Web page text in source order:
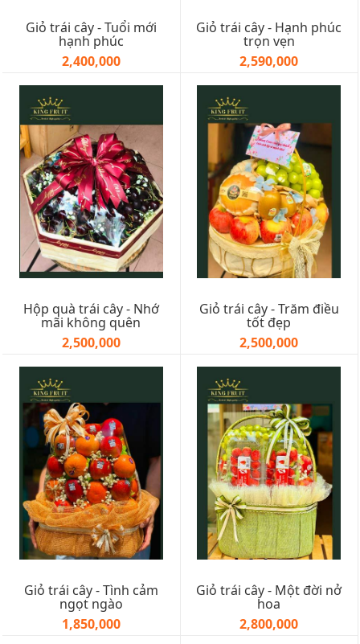
Giỏ trái cây - Tuổi mới
hạnh phúc
2,400,000
Giỏ trái cây - Hạnh phúc
trọn vẹn
2,590,000
Hộp quà trái cây - Nhớ
mãi không quên
2,500,000
Giỏ trái cây - Trăm điều
tốt đẹp
2,500,000
Giỏ trái cây - Tình cảm
ngọt ngào
1,850,000
Giỏ trái cây - Một đời nở
hoa
2,800,000